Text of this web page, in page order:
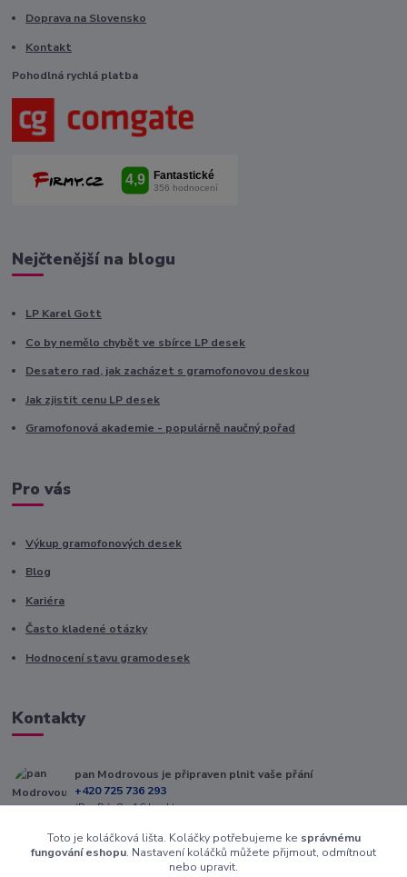
Doprava na Slovensko
Kontakt
Pohodlná rychlá platba
Nejčtenější na blogu
LP Karel Gott
Co by nemělo chybět ve sbírce LP desek
Desatero rad, jak zacházet s gramofonovou deskou
Jak zjistit cenu LP desek
Gramofonová akademie - populárně naučný pořad
Pro vás
Výkup gramofonových desek
Blog
Kariéra
Často kladené otázky
Hodnocení stavu gramodesek
Kontakty
pan Modrovous je připraven plnit vaše přání
+420 725 736 293
(Po-Pá, 8 - 16 hod.)
info@modrovous.cz
Toto je koláčková lišta. Koláčky potřebujeme ke správnému
fungování eshopu. Nastavení koláčků můžete přijmout, odmítnout
nebo upravit.